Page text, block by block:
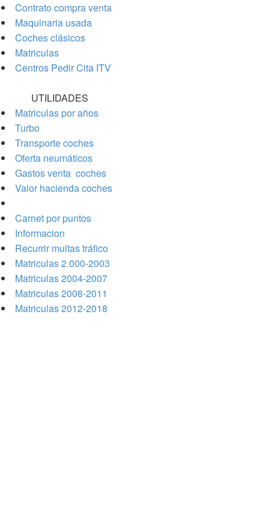
Contrato compra venta
Maquinaria usada
Coches clásicos
Matriculas
Centros Pedir Cita ITV
UTILIDADES
Matriculas por años
Turbo
Transporte coches
Oferta neumáticos
Gastos venta coches
Valor hacienda coches
Carnet por puntos
Informacion
Recurrir multas tráfico
Matriculas 2.000-2003
Matriculas 2004-2007
Matriculas 2008-2011
Matriculas 2012-2018